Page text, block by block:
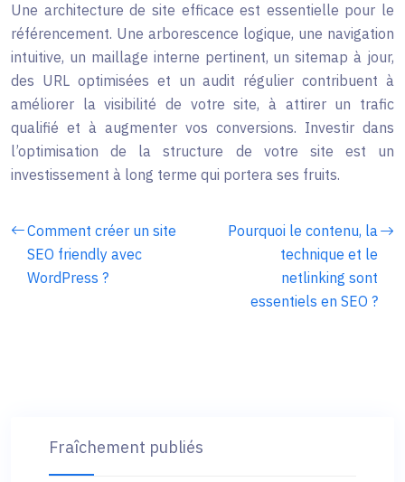
Une architecture de site efficace est essentielle pour le
référencement. Une arborescence logique, une navigation
intuitive, un maillage interne pertinent, un sitemap à jour,
des URL optimisées et un audit régulier contribuent à
améliorer la visibilité de votre site, à attirer un trafic
qualifié et à augmenter vos conversions. Investir dans
l’optimisation de la structure de votre site est un
investissement à long terme qui portera ses fruits.
Comment créer un site
SEO friendly avec
WordPress ?
Pourquoi le contenu, la
technique et le
netlinking sont
essentiels en SEO ?
Fraîchement publiés